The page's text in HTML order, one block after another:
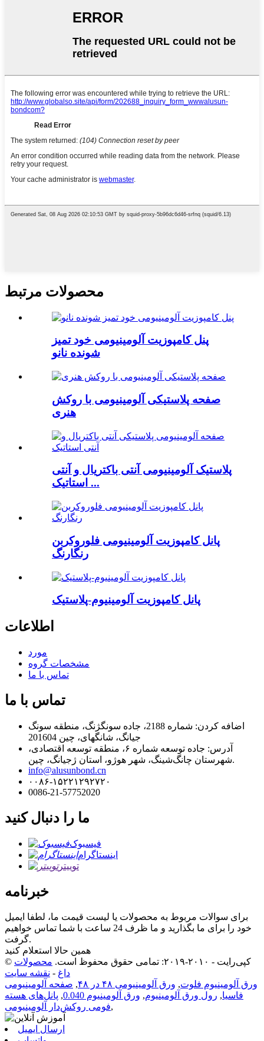
محصولات مرتبط
پنل کامپوزیت آلومینیومی خود تمیز
شونده نانو
صفحه پلاستیکی آلومینیومی با روکش
هنری
پلاستیک آلومینیومی آنتی باکتریال و آنتی
استاتیک ...
پانل کامپوزیت آلومینیومی فلوروکربن
رنگارنگ
پانل کامپوزیت آلومینیوم-پلاستیک
اطلاعات
مورد
مشخصات گروه
تماس با ما
تماس با ما
اضافه کردن: شماره 2188، جاده سونگژنگ، منطقه سونگ
جیانگ، شانگهای، چین 201604
آدرس: جاده توسعه شماره ۶، منطقه توسعه اقتصادی،
شهرستان چانگ‌شینگ، شهر هوژو، استان ژجیانگ، چین.
info@alusunbond.cn
۰۰۸۶-۱۵۲۲۱۲۹۲۷۲۰
0086-21-57752020
ما را دنبال کنید
فیسبوک
اینستاگرام
توییتر
خبرنامه
برای سوالات مربوط به محصولات یا لیست قیمت ما، لطفا ایمیل
خود را برای ما بگذارید و ما ظرف 24 ساعت با شما تماس خواهیم
گرفت.
همین حالا استعلام کنید
© کپی‌رایت - ۲۰۱۰-۲۰۱۹: تمامی حقوق محفوظ است.
محصولات
داغ - نقشه سایت
ورق آلومینیوم فلوت, ورق آلومینیومی ۴۸ در ۴۸ , صفحه آلومینیومی
فاسیا, رول ورق آلومینیوم, ورق آلومینیوم 0.040 , پانل‌های هسته
فومی روکش‌دار آلومینیومی,
ارسال ایمیل